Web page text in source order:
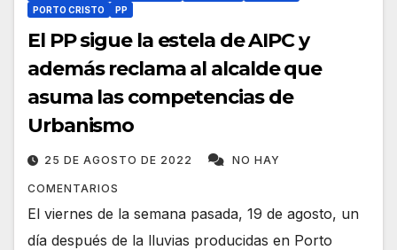
PORTO CRISTO
PP
El PP sigue la estela de AIPC y
además reclama al alcalde que
asuma las competencias de
Urbanismo
25 DE AGOSTO DE 2022 NO HAY
COMENTARIOS
El viernes de la semana pasada, 19 de agosto, un
día después de la lluvias producidas en Porto